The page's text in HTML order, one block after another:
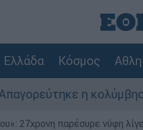
Ελλάδα Κόσμος
κολύμβηση στην
27χρονη παρέσυρε νύφη